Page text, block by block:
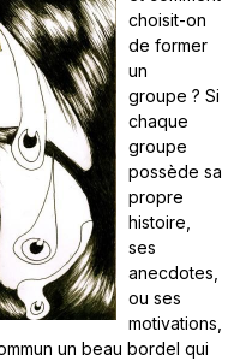
choisit-on
de former
un
groupe ? Si
chaque
groupe
possède sa
propre
histoire,
ses
anecdotes,
ou ses
motivations,
un beau bordel qui